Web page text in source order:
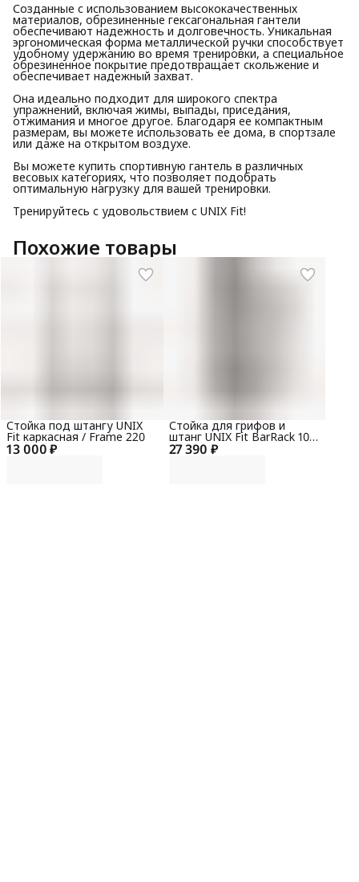
Созданные с использованием высококачественных
материалов, обрезиненные гексагональная гантели
обеспечивают надежность и долговечность. Уникальная
эргономическая форма металлической ручки способствует
удобному удержанию во время тренировки, а специальное
обрезиненное покрытие предотвращает скольжение и
обеспечивает надежный захват.
Она идеально подходит для широкого спектра
упражнений, включая жимы, выпады, приседания,
отжимания и многое другое. Благодаря ее компактным
размерам, вы можете использовать ее дома, в спортзале
или даже на открытом воздухе.
Вы можете купить спортивную гантель в различных
весовых категориях, что позволяет подобрать
оптимальную нагрузку для вашей тренировки.
Тренируйтесь с удовольствием с UNIX Fit!
Похожие товары
13 000 ₽
Стойка под штангу UNIX
Fit каркасная / Frame 220
27 390 ₽
Стойка для грифов и
штанг UNIX Fit BarRack 10
PRO (300 кг)